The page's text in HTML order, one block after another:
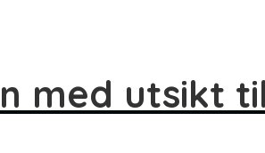
med utsikt